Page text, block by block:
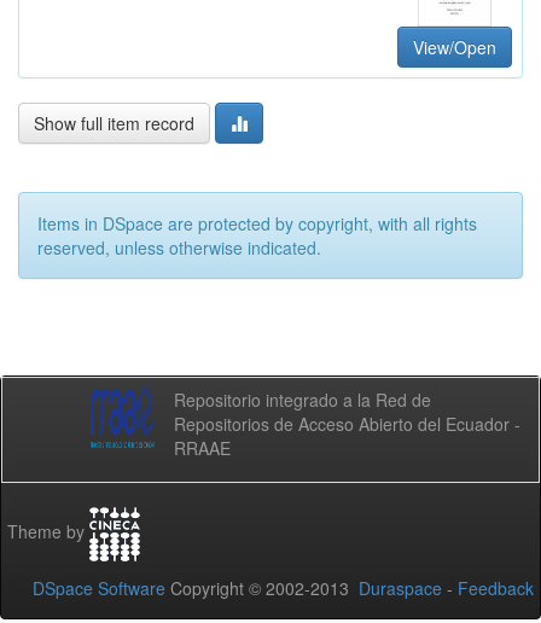
View/Open
Show full item record
Items in DSpace are protected by copyright, with all rights
reserved, unless otherwise indicated.
Repositorio integrado a la Red de
Repositorios de Acceso Abierto del Ecuador -
RRAAE
Theme by
DSpace Software Copyright © 2002-2013 Duraspace - Feedback